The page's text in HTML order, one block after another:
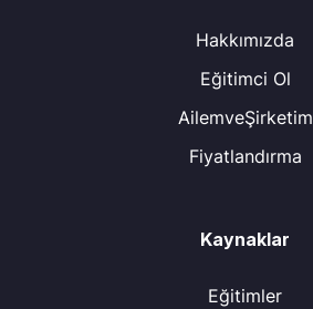
Hakkımızda
Eğitimci Ol
AilemveŞirketim
Fiyatlandırma
Kaynaklar
Eğitimler